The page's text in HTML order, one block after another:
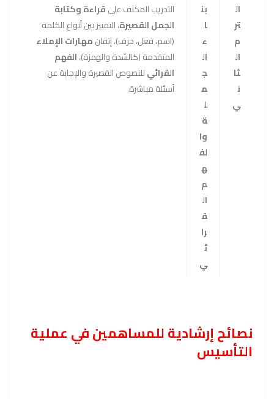
ال
تر
م
ال
ثا
ن
ي
بن
ا
ء
ال
ج
م
ل
ة
وا
لف
ه
م
ال
ق
را
ئ
ي
التدريب المكثف علىقراءة وكتابة
الجمل القصيرة، التمييز بين أنواع الكلمة
(اسم، فعل، حرف)، إتقانمهارات الإملاء
المتقدمة (كالشدة والهمزة)،الفهم
القرائيللنصوص القصيرة والإجابة عن
أسئلة مباشرة.
نصائح إرشادية للمساهمين في عملية
التأسيس